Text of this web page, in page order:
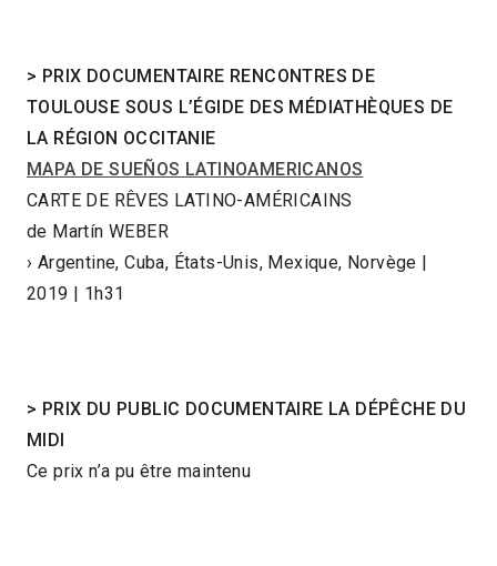
> PRIX DOCUMENTAIRE RENCONTRES DE
TOULOUSE SOUS L’ÉGIDE DES MÉDIATHÈQUES DE
LA R ÉGION OCCITANIE
MAPA DE SUEÑOS LATINOAMERICANOS
CARTE DE RÊVES LATINO-AMÉRICAINS
de Martín WEBER
› Argentine, Cuba, États-Unis, Mexique, Norvège |
2019 | 1h31
> PRIX DU PUBLIC DOCUMENTAIRE LA DÉPÊCHE DU
MIDI
Ce prix n’a pu être maintenu